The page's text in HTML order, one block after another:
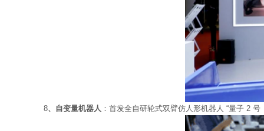
8、自变量机器人 ：首发全自研轮式双臂仿人形机器人 “量子 2